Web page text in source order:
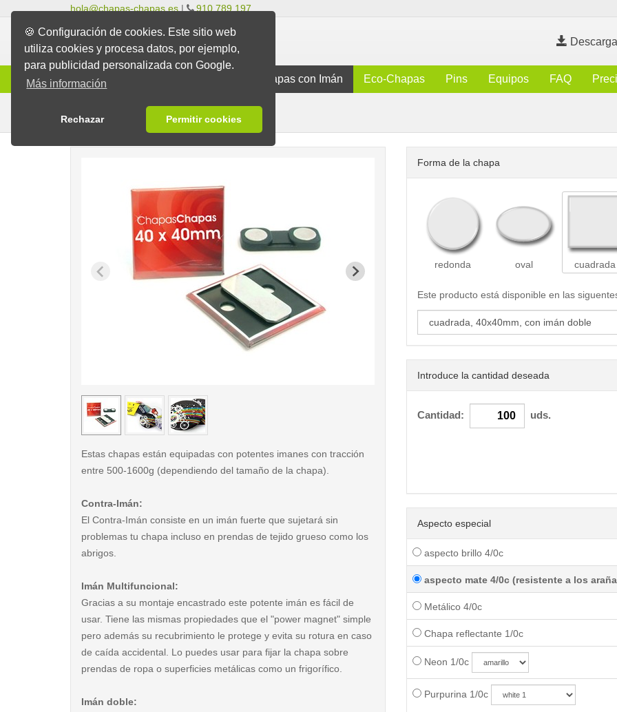
🍪 Configuración de cookies. Este sitio web
utiliza cookies y procesa datos, por ejemplo,
para publicidad personalizada con Google.
Más información
Rechazar Permitir cookies
hola@chapas-chapas.es | 910 789 197
Chapas con Imán Eco-Chapas Pins Equipos FAQ
Chapas Chapas con Imán Para Ropa
Forma de la chapa
redonda oval cuadrada
Este producto está disponible en las
Introduce la cantidad deseada
Cantidad: uds.
Aspecto especial
aspecto brillo 4/0c
aspecto mate 4/0c (resistente a los
Metálico 4/0c
Chapa reflectante 1/0c
Neon 1/0c
Purpurina 1/0c
< /picture> < /picture>
Estas chapas están equipadas con potentes imanes con tracción
entre 500-1600g (dependiendo del tamaño de la chapa).
Contra-Imán:
El Contra-Imán consiste en un imán fuerte que sujetará sin
problemas tu chapa incluso en prendas de tejido grueso como los
abrigos.
Imán Multifuncional:
Gracias a su montaje encastrado este potente imán es fácil de
usar. Tiene las mismas propiedades que el "power magnet" simple
pero además su recubrimiento le protege y evita su rotura en caso
de caída accidental. Lo puedes usar para fijar la chapa sobre
prendas de ropa o superficies metálicas como un frigorífico.
Imán doble: